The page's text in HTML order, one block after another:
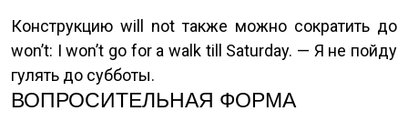
Конструкцию will not также можно сократить до
won’t: I won’t go for a walk till Saturday. — Я не пойду
гулять до субботы.
ВОПРОСИТЕЛЬНАЯ ФОРМА